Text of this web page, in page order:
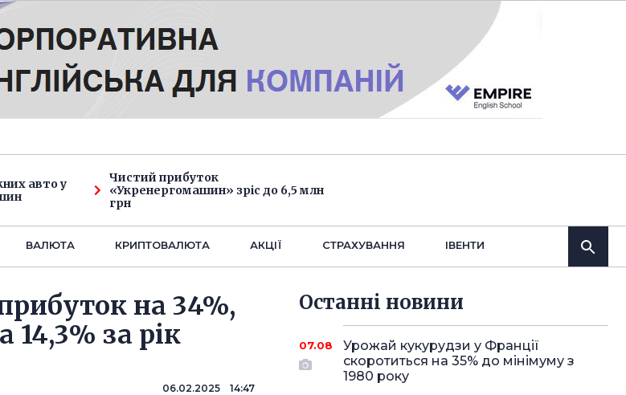
авто у
Чистий прибуток
«Укренергомашин» зріс до 6,5 млн
грн
ВАЛЮТА КРИПТОВАЛЮТА АКЦІЇ СТРАХУВАННЯ IВЕНТИ
на 34%,
14,3% за рік
06.02.2025 14:47
Останнi новини
07.08
Урожай кукурудзи у Франції
скоротиться на 35% до мінімуму з
1980 року